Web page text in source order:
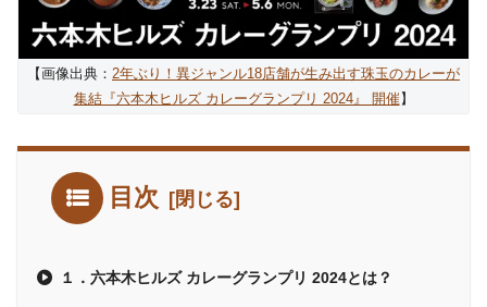
【画像出典： 2年ぶり！異ジャンル18店舗が生み出す珠玉のカレーが
集結『六本木ヒルズ カレーグランプリ 2024』 開催】
目次
１．六本木ヒルズ カレーグランプリ 2024とは？